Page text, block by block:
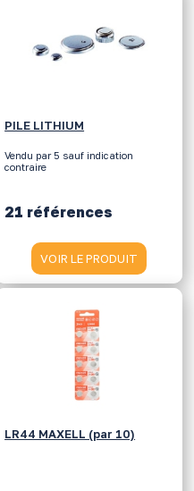
PILE LITHIUM
Vendu par 5 sauf indication
contraire
21 références
VOIR LE PRODUIT
LR44 MAXELL (par 10)